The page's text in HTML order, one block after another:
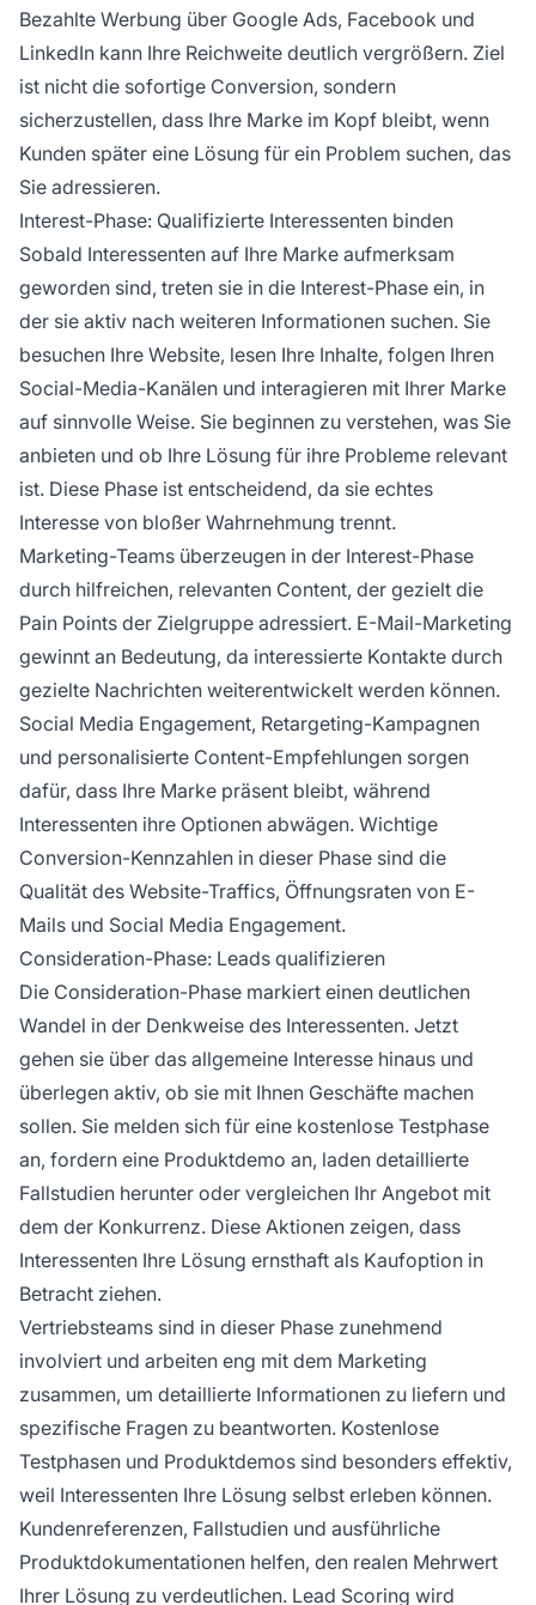
Bezahlte Werbung über Google Ads, Facebook und
LinkedIn kann Ihre Reichweite deutlich vergrößern. Ziel
ist nicht die sofortige Conversion, sondern
sicherzustellen, dass Ihre Marke im Kopf bleibt, wenn
Kunden später eine Lösung für ein Problem suchen, das
Sie adressieren.
Interest-Phase: Qualifizierte Interessenten binden
Sobald Interessenten auf Ihre Marke aufmerksam
geworden sind, treten sie in die Interest-Phase ein, in
der sie aktiv nach weiteren Informationen suchen. Sie
besuchen Ihre Website, lesen Ihre Inhalte, folgen Ihren
Social-Media-Kanälen und interagieren mit Ihrer Marke
auf sinnvolle Weise. Sie beginnen zu verstehen, was Sie
anbieten und ob Ihre Lösung für ihre Probleme relevant
ist. Diese Phase ist entscheidend, da sie echtes
Interesse von bloßer Wahrnehmung trennt.
Marketing-Teams überzeugen in der Interest-Phase
durch hilfreichen, relevanten Content, der gezielt die
Pain Points der Zielgruppe adressiert. E-Mail-Marketing
gewinnt an Bedeutung, da interessierte Kontakte durch
gezielte Nachrichten weiterentwickelt werden können.
Social Media Engagement, Retargeting-Kampagnen
und personalisierte Content-Empfehlungen sorgen
dafür, dass Ihre Marke präsent bleibt, während
Interessenten ihre Optionen abwägen. Wichtige
Conversion-Kennzahlen in dieser Phase sind die
Qualität des Website-Traffics, Öffnungsraten von E-
Mails und Social Media Engagement.
Consideration-Phase: Leads qualifizieren
Die Consideration-Phase markiert einen deutlichen
Wandel in der Denkweise des Interessenten. Jetzt
gehen sie über das allgemeine Interesse hinaus und
überlegen aktiv, ob sie mit Ihnen Geschäfte machen
sollen. Sie melden sich für eine kostenlose Testphase
an, fordern eine Produktdemo an, laden detaillierte
Fallstudien herunter oder vergleichen Ihr Angebot mit
dem der Konkurrenz. Diese Aktionen zeigen, dass
Interessenten Ihre Lösung ernsthaft als Kaufoption in
Betracht ziehen.
Vertriebsteams sind in dieser Phase zunehmend
involviert und arbeiten eng mit dem Marketing
zusammen, um detaillierte Informationen zu liefern und
spezifische Fragen zu beantworten. Kostenlose
Testphasen und Produktdemos sind besonders effektiv,
weil Interessenten Ihre Lösung selbst erleben können.
Kundenreferenzen, Fallstudien und ausführliche
Produktdokumentationen helfen, den realen Mehrwert
Ihrer Lösung zu verdeutlichen. Lead Scoring wird